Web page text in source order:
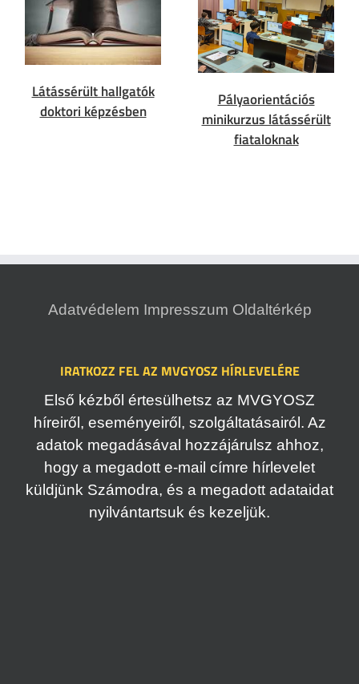
Látássérült hallgatók
doktori képzésben
Pályaorientációs
minikurzus látássérült
fiataloknak
Adatvédelem Impresszum Oldaltérkép
IRATKOZZ FEL AZ MVGYOSZ HÍRLEVELÉRE
Első kézből értesülhetsz az MVGYOSZ
híreiről, eseményeiről, szolgáltatásairól. Az
adatok megadásával hozzájárulsz ahhoz,
hogy a megadott e-mail címre hírlevelet
küldjünk Számodra, és a megadott adataidat
nyilvántartsuk és kezeljük.